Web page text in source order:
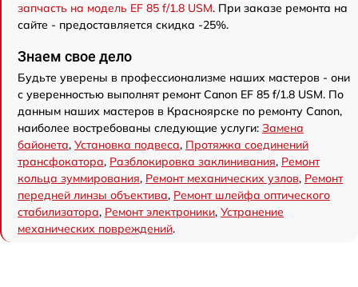
запчасть на модель EF 85 f/1.8 USM. При заказе ремонта на
сайте - предоставляется скидка -25%.
Знаем свое дело
Будьте уверены в профессионализме наших мастеров - они
с уверенностью выполнят ремонт Canon EF 85 f/1.8 USM. По
данным наших мастеров в Красноярске по ремонту Canon,
наиболее востребованы следующие услуги: Замена
байонета, Установка подвеса, Протяжка соединений
трансфокатора, Разблокировка заклинивания, Ремонт
кольца зуммирования, Ремонт механических узлов, Ремонт
передней линзы объектива, Ремонт шлейфа оптического
стабилизатора, Ремонт электроники, Устранение
механических повреждений.